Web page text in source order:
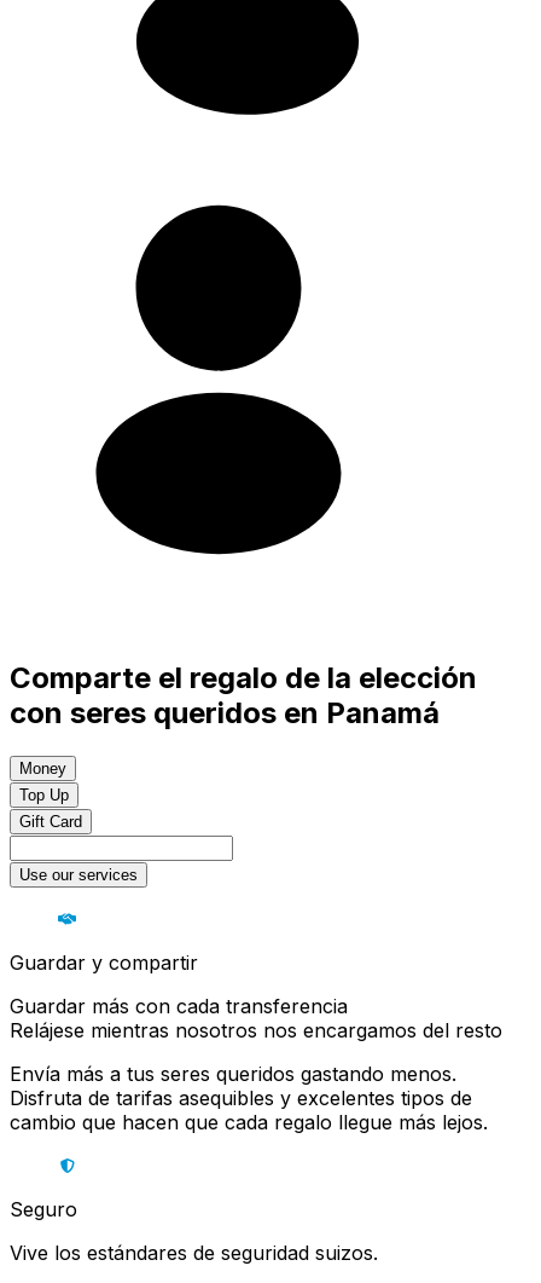
Comparte el regalo de la elección
con seres queridos en Panamá
Money
Top Up
Gift Card
Use our services
Guardar y compartir
Guardar más con cada transferencia
Relájese mientras nosotros nos encargamos del resto
Envía más a tus seres queridos gastando menos.
Disfruta de tarifas asequibles y excelentes tipos de
cambio que hacen que cada regalo llegue más lejos.
Seguro
Vive los estándares de seguridad suizos.